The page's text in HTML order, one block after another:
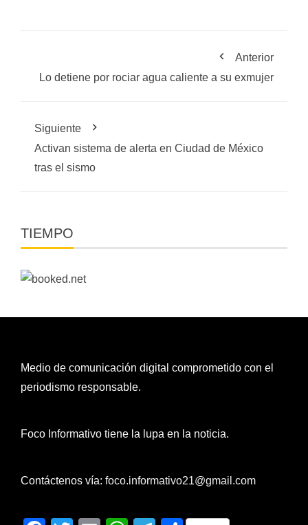
Anterior
Lo detiene por rociar agua caliente a su exmujer
Siguiente
Activan sistema de alerta en Ciudad de México
tras el sismo
TIEMPO
Medio de comunicación digital comprometido con el
periodismo responsable.
Foco Informativo tiene la lupa en la noticia.
Contáctenos vía: foco.informativo21@gmail.com